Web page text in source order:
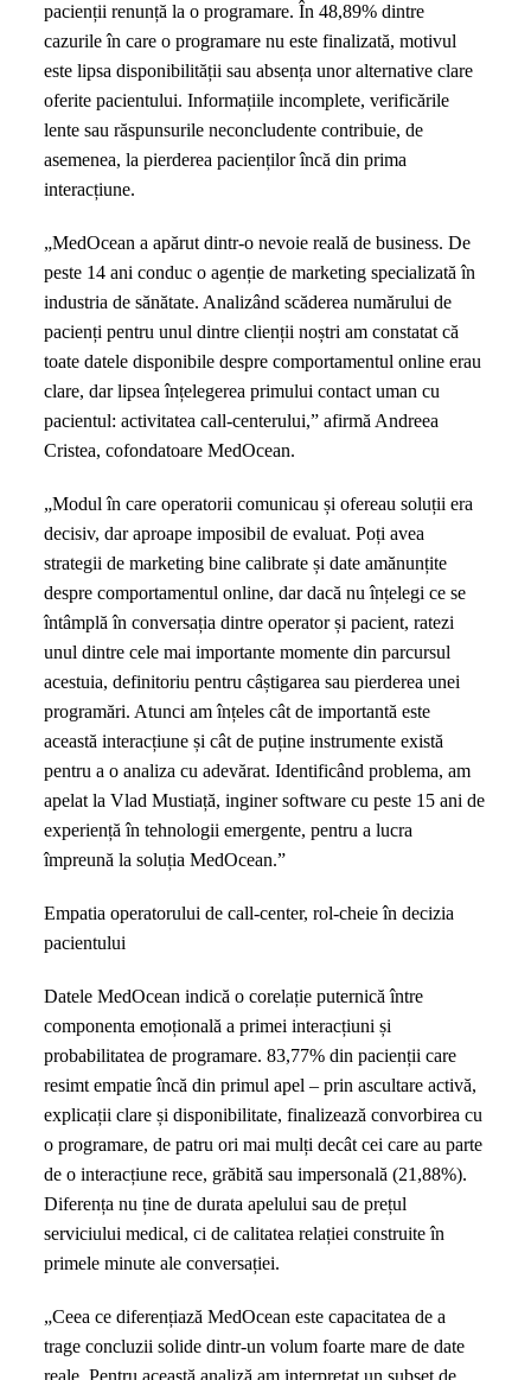
pacienții renunță la o programare. În 48,89% dintre
cazurile în care o programare nu este finalizată, motivul
este lipsa disponibilității sau absența unor alternative clare
oferite pacientului. Informațiile incomplete, verificările
lente sau răspunsurile neconcludente contribuie, de
asemenea, la pierderea pacienților încă din prima
interacțiune.
„MedOcean a apărut dintr-o nevoie reală de business. De
peste 14 ani conduc o agenție de marketing specializată în
industria de sănătate. Analizând scăderea numărului de
pacienți pentru unul dintre clienții noștri am constatat că
toate datele disponibile despre comportamentul online erau
clare, dar lipsea înțelegerea primului contact uman cu
pacientul: activitatea call-centerului,” afirmă Andreea
Cristea, cofondatoare MedOcean.
„Modul în care operatorii comunicau și ofereau soluții era
decisiv, dar aproape imposibil de evaluat. Poți avea
strategii de marketing bine calibrate și date amănunțite
despre comportamentul online, dar dacă nu înțelegi ce se
întâmplă în conversația dintre operator și pacient, ratezi
unul dintre cele mai importante momente din parcursul
acestuia, definitoriu pentru câștigarea sau pierderea unei
programări. Atunci am înțeles cât de importantă este
această interacțiune și cât de puține instrumente există
pentru a o analiza cu adevărat. Identificând problema, am
apelat la Vlad Mustiață, inginer software cu peste 15 ani de
experiență în tehnologii emergente, pentru a lucra
împreună la soluția MedOcean.”
Empatia operatorului de call-center, rol-cheie în decizia
pacientului
Datele MedOcean indică o corelație puternică între
componenta emoțională a primei interacțiuni și
probabilitatea de programare. 83,77% din pacienții care
resimt empatie încă din primul apel – prin ascultare activă,
explicații clare și disponibilitate, finalizează convorbirea cu
o programare, de patru ori mai mulți decât cei care au parte
de o interacțiune rece, grăbită sau impersonală (21,88%).
Diferența nu ține de durata apelului sau de prețul
serviciului medical, ci de calitatea relației construite în
primele minute ale conversației.
„Ceea ce diferențiază MedOcean este capacitatea de a
trage concluzii solide dintr-un volum foarte mare de date
reale. Pentru această analiză am interpretat un subset de